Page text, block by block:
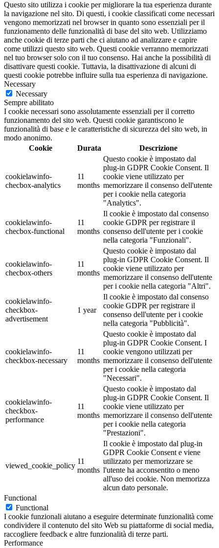
Questo sito utilizza i cookie per migliorare la tua esperienza durante
la navigazione nel sito. Di questi, i cookie classificati come necessari
vengono memorizzati nel browser in quanto sono essenziali per il
funzionamento delle funzionalità di base del sito web. Utilizziamo
anche cookie di terze parti che ci aiutano ad analizzare e capire
come utilizzi questo sito web. Questi cookie verranno memorizzati
nel tuo browser solo con il tuo consenso. Hai anche la possibilità di
disattivare questi cookie. Tuttavia, la disattivazione di alcuni di
questi cookie potrebbe influire sulla tua esperienza di navigazione.
Necessary
Necessary
Sempre abilitato
I cookie necessari sono assolutamente essenziali per il corretto
funzionamento del sito web. Questi cookie garantiscono le
funzionalità di base e le caratteristiche di sicurezza del sito web, in
modo anonimo.
Cookie
Durata Descrizione
cookielawinfo-
checbox-analytics
11
months
Questo cookie è impostato dal
plug-in GDPR Cookie Consent. Il
cookie viene utilizzato per
memorizzare il consenso dell'utente
per i cookie nella categoria
"Analytics".
cookielawinfo-
checbox-functional
11
months
Il cookie è impostato dal consenso
cookie GDPR per registrare il
consenso dell'utente per i cookie
nella categoria "Funzionali".
cookielawinfo-
checbox-others
11
months
Questo cookie è impostato dal
plug-in GDPR Cookie Consent. Il
cookie viene utilizzato per
memorizzare il consenso dell'utente
per i cookie nella categoria "Altri".
cookielawinfo-
checkbox-
advertisement
1 year
Il cookie è impostato dal consenso
cookie GDPR per registrare il
consenso dell'utente per i cookie
nella categoria "Pubblicità".
cookielawinfo-
checkbox-necessary
11
months
Questo cookie è impostato dal
plug-in GDPR Cookie Consent. I
cookie vengono utilizzati per
memorizzare il consenso dell'utente
per i cookie nella categoria
"Necessari".
cookielawinfo-
checkbox-
performance
11
months
Questo cookie è impostato dal
plug-in GDPR Cookie Consent. Il
cookie viene utilizzato per
memorizzare il consenso dell'utente
per i cookie nella categoria
"Prestazioni".
viewed_cookie_policy
11
months
Il cookie è impostato dal plug-in
GDPR Cookie Consent e viene
utilizzato per memorizzare se
l'utente ha acconsentito o meno
all'uso dei cookie. Non memorizza
alcun dato personale.
Functional
Functional
I cookie funzionali aiutano a eseguire determinate funzionalità come
condividere il contenuto del sito Web su piattaforme di social media,
raccogliere feedback e altre funzionalità di terze parti.
Performance